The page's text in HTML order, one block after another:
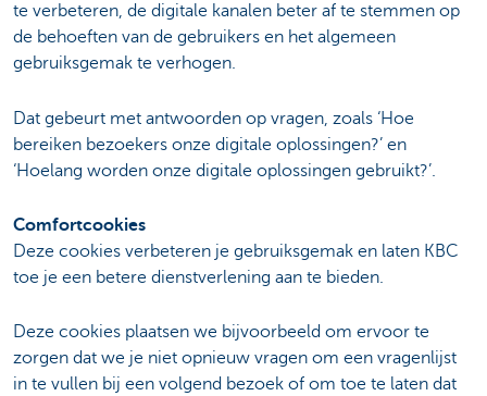
te verbeteren, de digitale kanalen beter af te stemmen op
de behoeften van de gebruikers en het algemeen
gebruiksgemak te verhogen.
Dat gebeurt met antwoorden op vragen, zoals ‘Hoe
bereiken bezoekers onze digitale oplossingen?’ en
‘Hoelang worden onze digitale oplossingen gebruikt?’.
Comfortcookies
Deze cookies verbeteren je gebruiksgemak en laten KBC
toe je een betere dienstverlening aan te bieden.
Deze cookies plaatsen we bijvoorbeeld om ervoor te
zorgen dat we je niet opnieuw vragen om een vragenlijst
in te vullen bij een volgend bezoek of om toe te laten dat